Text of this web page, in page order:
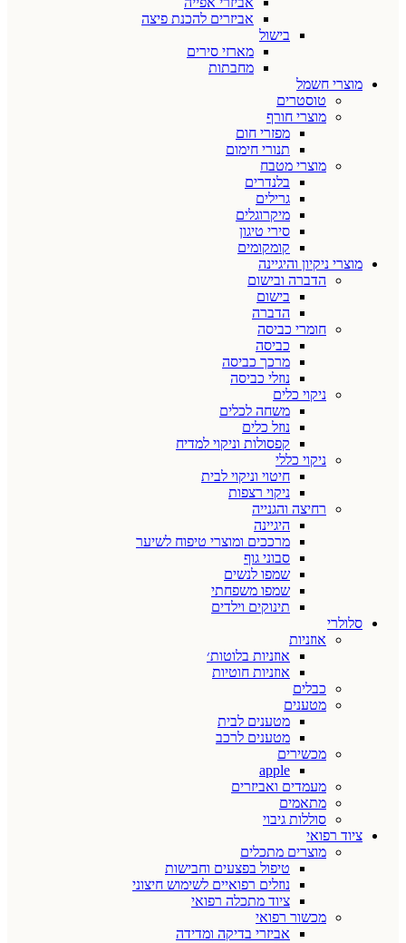
אביזרים להכנת פיצה
בישול
מארזי סירים
מחבתות
מוצרי חשמל
טוסטרים
מוצרי חורף
מפזרי חום
תנורי חימום
מוצרי מטבח
בלנדרים
גרילים
מיקרוגלים
סירי טיגון
קומקומים
מוצרי ניקיון והיגיינה
הדברה ובישום
בישום
הדברה
חומרי כביסה
כביסה
מרכך כביסה
נוזלי כביסה
ניקוי כלים
משחה לכלים
נוזל כלים
קפסולות וניקוי למדיח
ניקוי כללי
חיטוי וניקוי לבית
ניקוי רצפות
רחיצה והגנייה
היגיינה
מרככים ומוצרי טיפוח לשיער
סבוני גוף
שמפו לנשים
שמפו משפחתי
תינוקים וילדים
סלולרי
אוזניות
אוזניות בלוטות׳
אוזניות חוטיות
כבלים
מטענים
מטענים לבית
מטענים לרכב
מכשירים
apple
מעמדים ואביזרים
מתאמים
סוללות גיבוי
ציוד רפואי
מוצרים מתכלים
טיפול בפצעים וחבישות
נוזלים רפואיים לשימוש חיצוני
ציוד מתכלה רפואי
מכשור רפואי
אביזרי בדיקה ומדידה